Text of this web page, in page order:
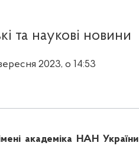
та наукові новини
2023, о 14:53
академіка НАН України